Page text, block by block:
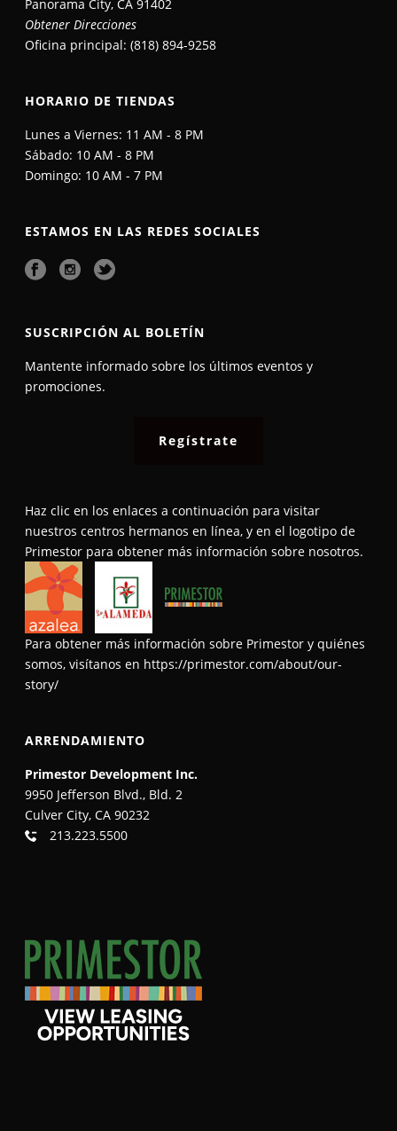
Panorama City, CA 91402
Obtener Direcciones
Oficina principal: (818) 894-9258​
HORARIO DE TIENDAS
Lunes a Viernes: 11 AM - 8 PM​
Sábado: 10 AM - 8 PM​
Domingo: 10 AM - 7 PM​
ESTAMOS EN LAS REDES SOCIALES
SUSCRIPCIÓN AL BOLETÍN
Mantente informado sobre los últimos eventos y
promociones.​
Regístrate
Haz clic en los enlaces a continuación para visitar
nuestros centros hermanos en línea, y en el logotipo de
Primestor para obtener más información sobre nosotros.
Para obtener más información sobre Primestor y quiénes
somos, visítanos en https://primestor.com/about/our-
story/
ARRENDAMIENTO
Primestor Development Inc.
9950 Jefferson Blvd., Bld. 2
Culver City, CA 90232
213.223.5500